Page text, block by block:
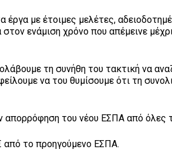
με έτοιμες μελέτες,
ενάμιση χρόνο που απέμεινε
τη συνήθη του τακτική να
να του θυμίσουμε ότι τη
απορρόφηση του νέου ΕΣΠΑ από όλες
από το προηγούμενο ΕΣΠΑ.